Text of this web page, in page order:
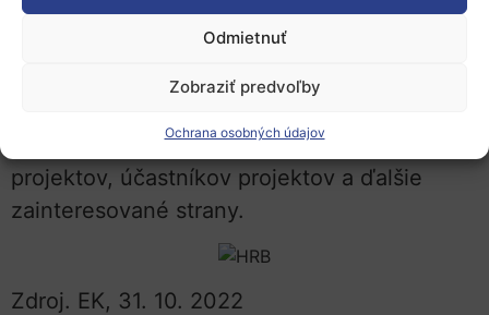
Odmietnuť
Zobraziť predvoľby
Ochrana osobných údajov
obchodného plánu a služby Go to Market.
Webinár bude informovať o službách tohto
nástroja a tiež príbehy od tých, ktorí už
Webinár je určený pre koordinátorov
projektov, účastníkov projektov a ďalšie
zainteresované strany.
Zdroj. EK, 31. 10. 2022